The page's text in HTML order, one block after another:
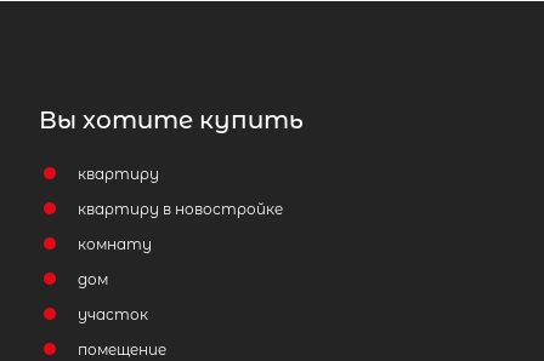
Коттедж площадью 450 м
Ленинградская область,
район, Ропшинское сельское
улица
Вы хотите купить
квартиру
квартиру в новостройке
комнату
дом
участок
помещение